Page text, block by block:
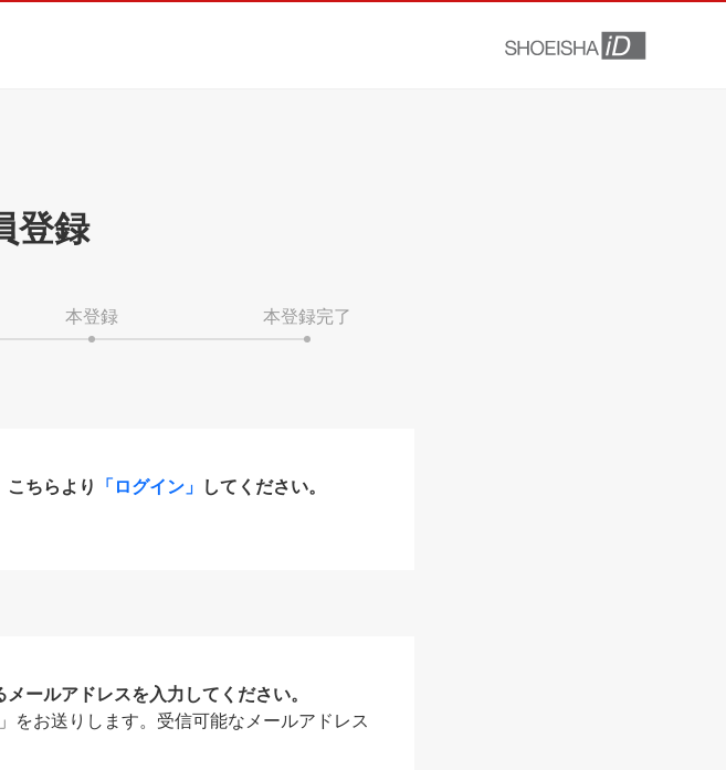
登録
本登録 本登録完了
ちらより 「ログイン」 してください。
ールアドレスを入力してください。
をお送りします。受信可能なメールアドレス